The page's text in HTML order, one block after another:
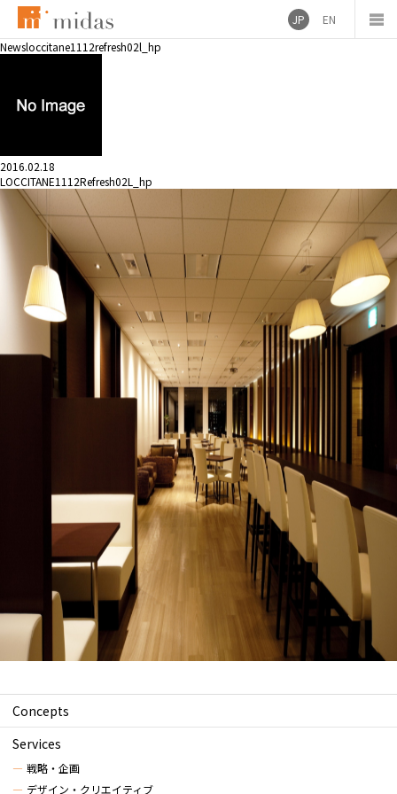
JP
EN
Newsloccitane1112refresh02l_hp
2016.02.18
LOCCITANE1112Refresh02L_hp
Concepts
Services
戦略・企画
デザイン・クリエイティブ